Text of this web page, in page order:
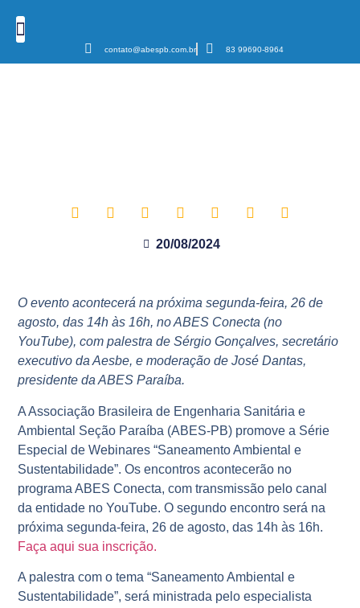
contato@abespb.com.br 83 99690-8964
20/08/2024
O evento acontecerá na próxima segunda-feira, 26 de
agosto, das 14h às 16h, no ABES Conecta (no
YouTube), com palestra de Sérgio Gonçalves, secretário
executivo da Aesbe, e moderação de José Dantas,
presidente da ABES Paraíba.
A Associação Brasileira de Engenharia Sanitária e
Ambiental Seção Paraíba (ABES-PB) promove a Série
Especial de Webinares “Saneamento Ambiental e
Sustentabilidade”. Os encontros acontecerão no
programa ABES Conecta, com transmissão pelo canal
da entidade no YouTube. O segundo encontro será na
próxima segunda-feira, 26 de agosto, das 14h às 16h.
Faça aqui sua inscrição.
A palestra com o tema “Saneamento Ambiental e
Sustentabilidade”, será ministrada pelo especialista